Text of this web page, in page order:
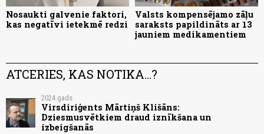
Nosaukti galvenie faktori,
kas negatīvi ietekmē redzi
Valsts kompensējamo zāļu
saraksts papildināts ar 13
jauniem medikamentiem
ATCERIES, KAS NOTIKA...?
2024.gads
Virsdiriģents Mārtiņš Klišāns:
Dziesmusvētkiem draud iznīkšana un
izbeigšanās